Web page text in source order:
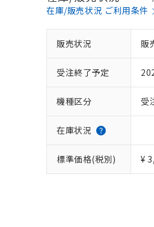
在庫/販売状況 ご利用条件
販売状況 販
受注終了予定
機種区分 受
在庫状況
標準価格(税別) ¥